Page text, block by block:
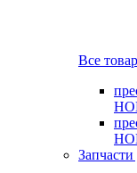
Все
Запчасти